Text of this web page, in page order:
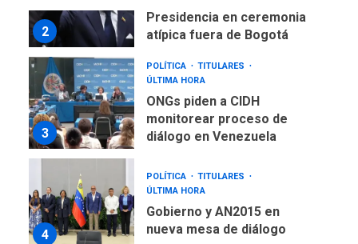
3
monitorear proceso de
diálogo en Venezuela
4
POLÍTICA
TITULARES
ÚLTIMA HORA
Gobierno y AN2015 en
nueva mesa de diálogo
5
Hiroshima 81 años de la
debacle atómica. Japón
debate principios no
nucleares